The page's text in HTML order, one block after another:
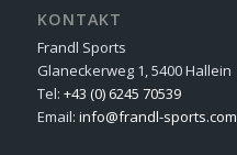
KONTAKT
Frandl Sports
Glaneckerweg 1, 5400 Hallein
Tel: +43 (0) 6245 70539
Email: info@frandl-sports.com